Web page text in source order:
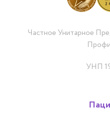
Частное Унитарное
УНП